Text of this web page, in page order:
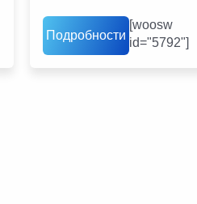
Подробности
[woosw
id="5792"]